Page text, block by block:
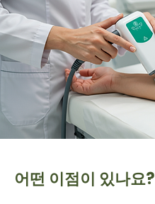
어떤 이점이 있나요?